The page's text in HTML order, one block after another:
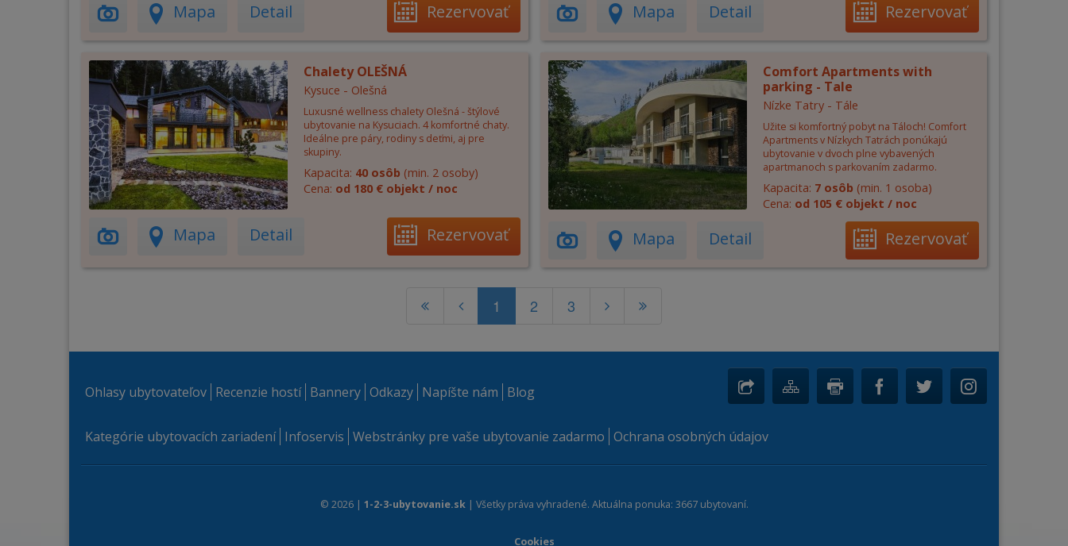
Mapa Detail Rezervovať Mapa Detail Rezervovať
Chalety OLEŠNÁ
Kysuce - Olešná
Luxusné wellness chalety Olešná - štýlové
ubytovanie na Kysuciach. 4 komfortné chaty.
Ideálne pre páry, rodiny s deťmi, aj pre
skupiny.
Kapacita: 40 osôb (min. 2 osoby)
Cena: od 180 € objekt / noc
Mapa Detail Rezervovať
Comfort Apartments with
parking - Tale
Nízke Tatry - Tále
Užite si komfortný pobyt na Táloch! Comfort
Apartments v Nízkych Tatrách ponúkajú
ubytovanie v dvoch plne vybavených
apartmanoch s parkovaním zadarmo.
Kapacita: 7 osôb (min. 1 osoba)
Cena: od 105 € objekt / noc
Mapa Detail Rezervovať
1 2 3
Ohlasy ubytovateľov Recenzie hostí Bannery Odkazy Napíšte nám Blog
Kategórie ubytovacích zariadení Infoservis Webstránky pre vaše ubytovanie zadarmo Ochrana osobných údajov
© 2026 | 1-2-3-ubytovanie.sk| Všetky práva vyhradené. Aktuálna ponuka: 3667 ubytovaní.
Cookies